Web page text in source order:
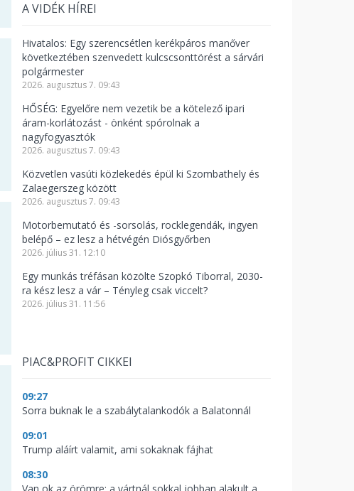
A VIDÉK HÍREI
Hivatalos: Egy szerencsétlen kerékpáros manőver
következtében szenvedett kulcscsonttörést a sárvári
polgármester
2026. augusztus 7. 09:43
HŐSÉG: Egyelőre nem vezetik be a kötelező ipari
áram-korlátozást - önként spórolnak a
nagyfogyasztók
2026. augusztus 7. 09:43
Közvetlen vasúti közlekedés épül ki Szombathely és
Zalaegerszeg között
2026. augusztus 7. 09:43
Motorbemutató és -sorsolás, rocklegendák, ingyen
belépő – ez lesz a hétvégén Diósgyőrben
2026. július 31. 12:10
Egy munkás tréfásan közölte Szopkó Tiborral, 2030-
ra kész lesz a vár – Tényleg csak viccelt?
2026. július 31. 11:56
PIAC&PROFIT CIKKEI
09:27
Sorra buknak le a szabálytalankodók a Balatonnál
09:01
Trump aláírt valamit, ami sokaknak fájhat
08:30